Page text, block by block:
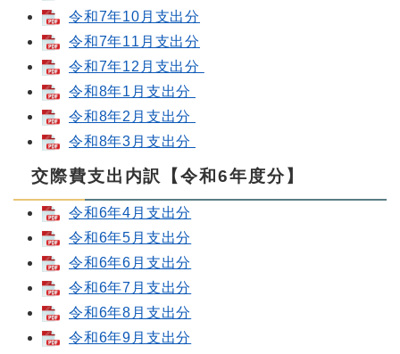
令和7年10月支出分
令和7年11月支出分
令和7年12月支出分
令和8年1月支出分
令和8年2月支出分
令和8年3月支出分
交際費支出内訳【令和6年度分】
令和6年4月支出分
令和6年5月支出分
令和6年6月支出分
令和6年7月支出分
令和6年8月支出分
令和6年9月支出分